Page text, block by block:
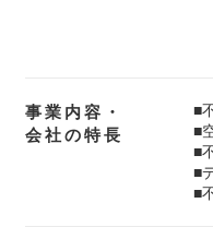
事業内容・
会社の特長
■
■
■
■
■